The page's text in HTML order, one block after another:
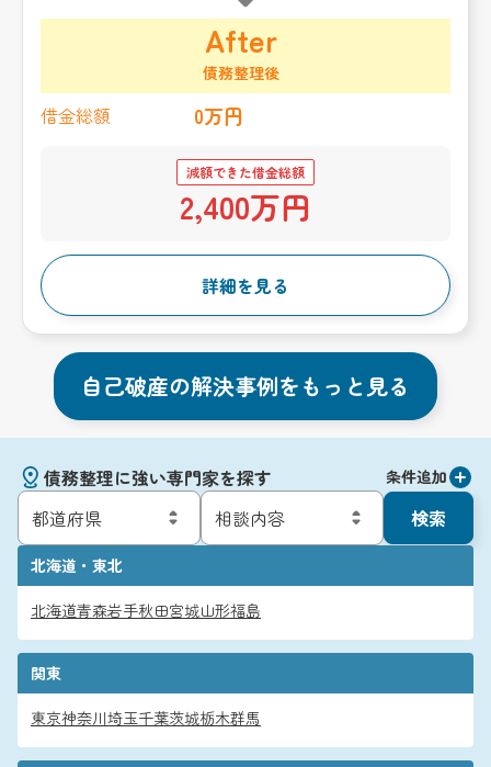
After
債務整理後
借金総額 0万円
減額できた借金総額
2,400万円
詳細を見る
自己破産の解決事例をもっと見る
債務整理に強い専門家を探す 条件追加
検索
北海道・東北
北海道青森岩手秋田宮城山形福島
関東
東京神奈川埼玉千葉茨城栃木群馬